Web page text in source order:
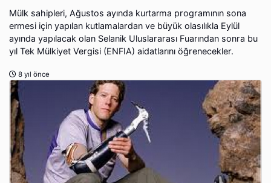
Mülk sahipleri, Ağustos ayında kurtarma programının sona
ermesi için yapılan kutlamalardan ve büyük olasılıkla Eylül
ayında yapılacak olan Selanik Uluslararası Fuarından sonra bu
yıl Tek Mülkiyet Vergisi (ENFIA) aidatlarını öğrenecekler.
8 yıl önce